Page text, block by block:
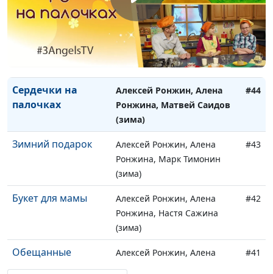
Феофанова
Блины-пирожки
Алексей Ронжин, Алена
Ронжина, Лика Ронжина
(зима)
#45
Сердечки на
палочках
Алексей Ронжин, Алена
Ронжина, Матвей Саидов
(зима)
#44
Зимний подарок
Алексей Ронжин, Алена
Ронжина, Марк Тимонин
(зима)
#43
Букет для мамы
Алексей Ронжин, Алена
Ронжина, Настя Сажина
(зима)
#42
Обещанные
пирожки
Алексей Ронжин, Алена
Ронжина, Марк Тимонин
#41